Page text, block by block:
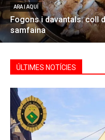
ARA I AQUÍ
Fogons i davantals: coll
samfaina
ÚLTIMES NOTÍCIES